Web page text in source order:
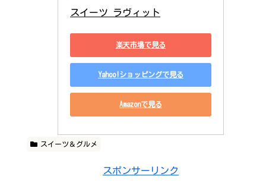
スイーツ ラヴィット
楽天市場で見る
Yahoo!ショッピングで見る
Amazonで見る
スイーツ＆グルメ
スポンサーリンク